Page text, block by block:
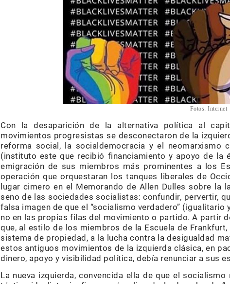
Fotos: Internet
Con la desaparición de la alternativa política al
movimientos progresistas se desconectaron de la
reforma social, la socialdemocracia y el neomarxismo
(instituto este que recibió financiamiento y apoyo de la
emigración de sus miembros más prominentes a los
operación que orquestaran los tanques liberales de
lugar cimero en el Memorando de Allen Dulles sobre la
seno de las sociedades socialistas: confundir, pervertir,
falsa imagen de que el “socialismo verdadero”
no en las propias filas del movimiento o partido. A partir
que, al estilo de los miembros de la Escuela de
sistema de propiedad, a la lucha contra la desigualdad
estos antiguos movimientos de la izquierda clásica, en
dinero, apoyo y visibilidad política, debía renunciar a sus
La nueva izquierda, convencida ella de que el